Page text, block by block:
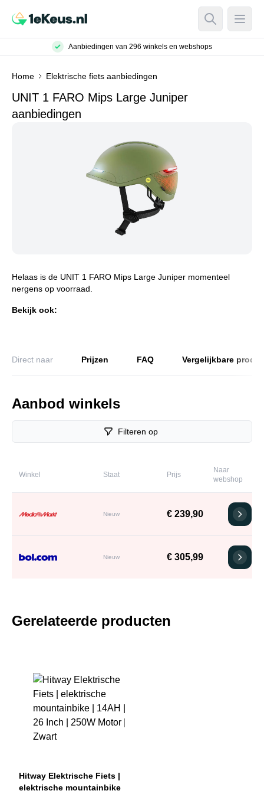
Open Open
Aanbiedingen van 296 winkels en webshops
Home Elektrische fiets aanbiedingen
UNIT 1 FARO Mips Large Juniper
aanbiedingen
Helaas is de UNIT 1 FARO Mips Large Juniper momenteel
nergens op voorraad.
Bekijk ook:
Direct naar Prijzen FAQ Vergelijkbare
Aanbod winkels
Filteren op
Winkel Staat Prijs
Naar
webshop
Nieuw € 239,90
Nieuw € 305,99
Gerelateerde producten
Hitway Elektrische Fiets |
elektrische mountainbike